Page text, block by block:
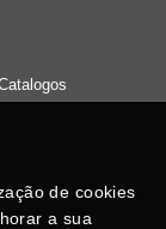
de cookies
a sua